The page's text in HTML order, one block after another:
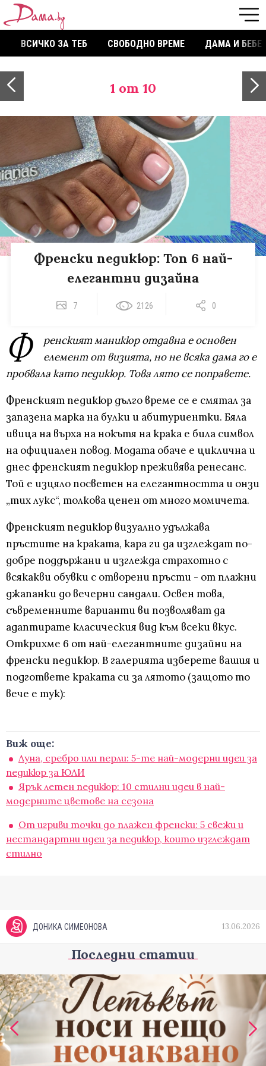
ВСИЧКО ЗА ТЕБ СВОБОДНО ВРЕМЕ ДАМА И БЕБЕ
1 от 10
Френски педикюр: Топ 6 най-
елегантни дизайна
7 2126 0
Ф
ренският маникюр отдавна е основен
елемент от визията, но не всяка дама го е
пробвала като педикюр. Това лято се поправете.
Френският педикюр дълго време се е смятал за
запазена марка на булки и абитуриентки. Бяла
ивица на върха на нокътя на крака е била символ
на официален повод. Модата обаче е циклична и
днес френският педикюр преживява ренесанс.
Той е изцяло посветен на елегантността и онзи
„тих лукс“, толкова ценен от много момичета.
Френският педикюр визуално удължава
пръстите на краката, кара ги да изглеждат по-
добре поддържани и изглежда страхотно с
всякакви обувки с отворени пръсти - от плажни
джапанки до вечерни сандали. Освен това,
съвременните варианти ви позволяват да
адаптирате класическия вид към всеки вкус.
Открихме 6 от най-елегантните дизайни на
френски педикюр. В галерията изберете вашия и
подгответе краката си за лятото (защото то
вече е тук):
Виж още:
Луна, сребро или перли: 5-те най-модерни идеи за
педикюр за ЮЛИ
Ярък летен педикюр: 10 стилни идеи в най-
модерните цветове на сезона
От игриви точки до плажен френски: 5 свежи и
нестандартни идеи за педикюр, които изглеждат
стилно
ДОНИКА СИМЕОНОВА 13.06.2026
Последни статии